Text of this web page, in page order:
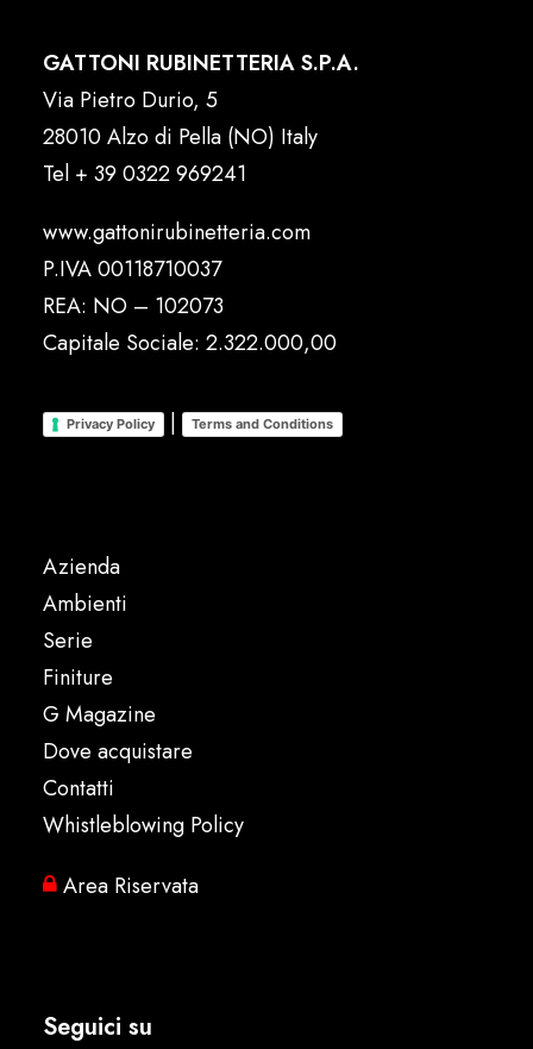
GATTONI RUBINETTERIA S.P.A.
Via Pietro Durio, 5
28010 Alzo di Pella (NO) Italy
Tel + 39 0322 969241
www.gattonirubinetteria.com
P.IVA 00118710037
REA: NO – 102073
Capitale Sociale: 2.322.000,00
Privacy Policy | Terms and Conditions
Azienda
Ambienti
Serie
Finiture
G Magazine
Dove acquistare
Contatti
Whistleblowing Policy
Area Riservata
Seguici su